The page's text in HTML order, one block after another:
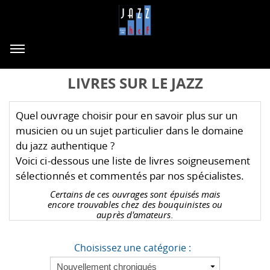
LIVRES SUR LE JAZZ
Quel ouvrage choisir pour en savoir plus sur un
musicien ou un sujet particulier dans le domaine
du jazz authentique ?
Voici ci-dessous une liste de livres soigneusement
sélectionnés et commentés par nos spécialistes.
Certains de ces ouvrages sont épuisés mais
encore trouvables chez des bouquinistes ou
auprès d'amateurs.
Choisissez une catégorie :